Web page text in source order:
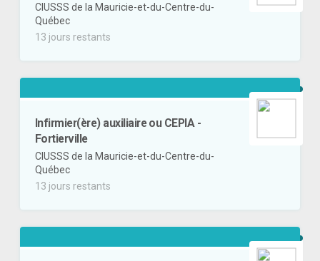
CIUSSS de la Mauricie-et-du-Centre-du-
Québec
13 jours restants
Infirmier(ère) auxiliaire ou CEPIA -
Fortierville
CIUSSS de la Mauricie-et-du-Centre-du-
Québec
13 jours restants